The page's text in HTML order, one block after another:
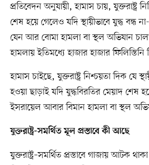
প্রতিবেদন অনুযায়ী, হামাস চায়, যুক্তরাষ্ট্র
শেষ হয়ে গেলেও যদি স্থায়ীভাবে যুদ্ধ বন্ধ
যেন আর বোমা হামলা বা স্থল অভিযান
হামলায় ইতিমধ্যে হাজার হাজার
হামাস চাইছে, যুক্তরাষ্ট্র নিশ্চয়তা দিক যে
হওয়া ছাড়াই যদি যুদ্ধবিরতির মেয়াদ শেষ
ইসরায়েল আবার বিমান হামলা বা স্থল
যুক্তরাষ্ট্র-সমর্থিত মূল প্রস্তাবে কী আছে
যুক্তরাষ্ট্র–সমর্থিত প্রস্তাবে গাজায় আটক